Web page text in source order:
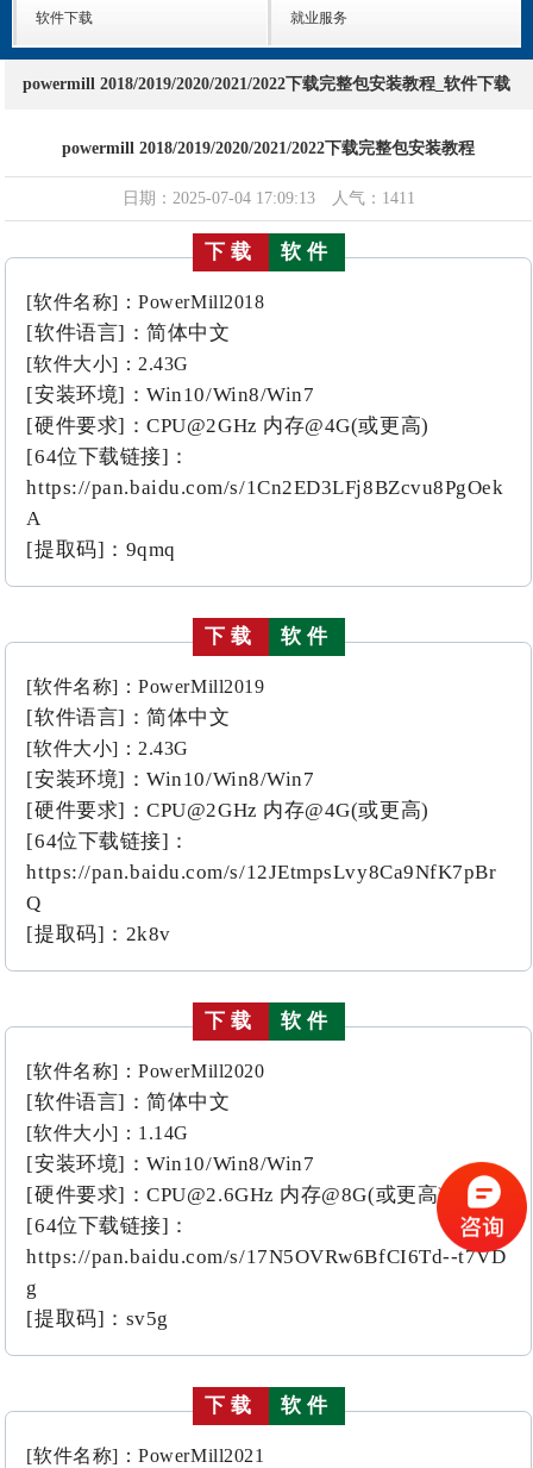
软件下载 就业服务
powermill 2018/2019/2020/2021/2022下载完整包安装教程_软件下载
powermill 2018/2019/2020/2021/2022下载完整包安装教程
日期：2025-07-04 17:09:13 人气：1411
下载 软件
[软件名称]：PowerMill2018
[软件语言]：简体中文
[软件大小]：2.43G
[安装环境]：Win10/Win8/Win7
[硬件要求]：CPU@2GHz 内存@4G(或更高)
[64位下载链接]：
https://pan.baidu.com/s/1Cn2ED3LFj8BZcvu8PgOek
A
[提取码]：9qmq
下载 软件
[软件名称]：PowerMill2019
[软件语言]：简体中文
[软件大小]：2.43G
[安装环境]：Win10/Win8/Win7
[硬件要求]：CPU@2GHz 内存@4G(或更高)
[64位下载链接]：
https://pan.baidu.com/s/12JEtmpsLvy8Ca9NfK7pBr
Q
[提取码]：2k8v
下载 软件
[软件名称]：PowerMill2020
[软件语言]：简体中文
[软件大小]：1.14G
[安装环境]：Win10/Win8/Win7
[硬件要求]：CPU@2.6GHz 内存@8G(或更高)
[64位下载链接]：
https://pan.baidu.com/s/17N5OVRw6BfCI6Td--t7VD
g
[提取码]：sv5g
下载 软件
[软件名称]：PowerMill2021